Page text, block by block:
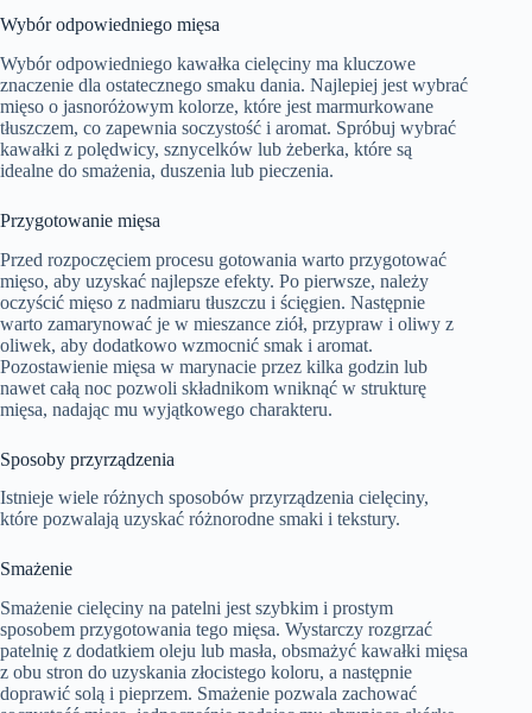
Wybór odpowiedniego mięsa
Wybór odpowiedniego kawałka cielęciny ma kluczowe
znaczenie dla ostatecznego smaku dania. Najlepiej jest wybrać
mięso o jasnoróżowym kolorze, które jest marmurkowane
tłuszczem, co zapewnia soczystość i aromat. Spróbuj wybrać
kawałki z polędwicy, sznycelków lub żeberka, które są
idealne do smażenia, duszenia lub pieczenia.
Przygotowanie mięsa
Przed rozpoczęciem procesu gotowania warto przygotować
mięso, aby uzyskać najlepsze efekty. Po pierwsze, należy
oczyścić mięso z nadmiaru tłuszczu i ścięgien. Następnie
warto zamarynować je w mieszance ziół, przypraw i oliwy z
oliwek, aby dodatkowo wzmocnić smak i aromat.
Pozostawienie mięsa w marynacie przez kilka godzin lub
nawet całą noc pozwoli składnikom wniknąć w strukturę
mięsa, nadając mu wyjątkowego charakteru.
Sposoby przyrządzenia
Istnieje wiele różnych sposobów przyrządzenia cielęciny,
które pozwalają uzyskać różnorodne smaki i tekstury.
Smażenie
Smażenie cielęciny na patelni jest szybkim i prostym
sposobem przygotowania tego mięsa. Wystarczy rozgrzać
patelnię z dodatkiem oleju lub masła, obsmażyć kawałki mięsa
z obu stron do uzyskania złocistego koloru, a następnie
doprawić solą i pieprzem. Smażenie pozwala zachować